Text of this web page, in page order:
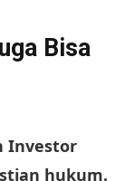
Bisa
Investor
hukum.